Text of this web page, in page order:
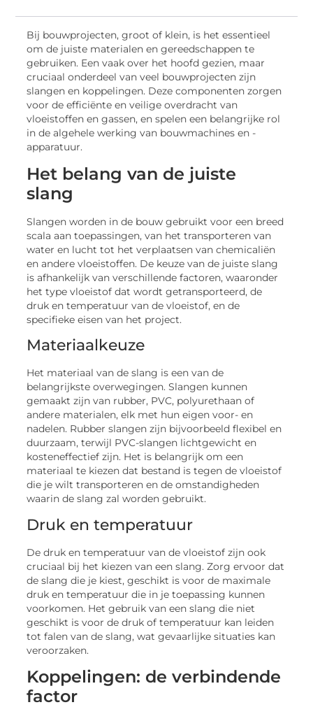
Bij bouwprojecten, groot of klein, is het essentieel
om de juiste materialen en gereedschappen te
gebruiken. Een vaak over het hoofd gezien, maar
cruciaal onderdeel van veel bouwprojecten zijn
slangen en koppelingen. Deze componenten zorgen
voor de efficiënte en veilige overdracht van
vloeistoffen en gassen, en spelen een belangrijke rol
in de algehele werking van bouwmachines en -
apparatuur.
Het belang van de juiste
slang
Slangen worden in de bouw gebruikt voor een breed
scala aan toepassingen, van het transporteren van
water en lucht tot het verplaatsen van chemicaliën
en andere vloeistoffen. De keuze van de juiste slang
is afhankelijk van verschillende factoren, waaronder
het type vloeistof dat wordt getransporteerd, de
druk en temperatuur van de vloeistof, en de
specifieke eisen van het project.
Materiaalkeuze
Het materiaal van de slang is een van de
belangrijkste overwegingen. Slangen kunnen
gemaakt zijn van rubber, PVC, polyurethaan of
andere materialen, elk met hun eigen voor- en
nadelen. Rubber slangen zijn bijvoorbeeld flexibel en
duurzaam, terwijl PVC-slangen lichtgewicht en
kosteneffectief zijn. Het is belangrijk om een
materiaal te kiezen dat bestand is tegen de vloeistof
die je wilt transporteren en de omstandigheden
waarin de slang zal worden gebruikt.
Druk en temperatuur
De druk en temperatuur van de vloeistof zijn ook
cruciaal bij het kiezen van een slang. Zorg ervoor dat
de slang die je kiest, geschikt is voor de maximale
druk en temperatuur die in je toepassing kunnen
voorkomen. Het gebruik van een slang die niet
geschikt is voor de druk of temperatuur kan leiden
tot falen van de slang, wat gevaarlijke situaties kan
veroorzaken.
Koppelingen: de verbindende
factor